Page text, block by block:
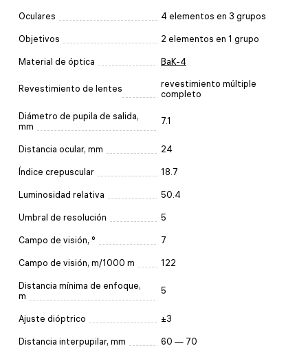
Oculares 4 elementos en 3 grupos
Objetivos 2 elementos en 1 grupo
Material de óptica BaK-4
Revestimiento de lentes
revestimiento múltiple
completo
Diámetro de pupila de salida,
mm
7.1
Distancia ocular, mm 24
Índice crepuscular 18.7
Luminosidad relativa 50.4
Umbral de resolución 5
Campo de visión, ° 7
Campo de visión, m/1000 m 122
Distancia mínima de enfoque,
m
5
Ajuste dióptrico ±3
Distancia interpupilar, mm 60 — 70